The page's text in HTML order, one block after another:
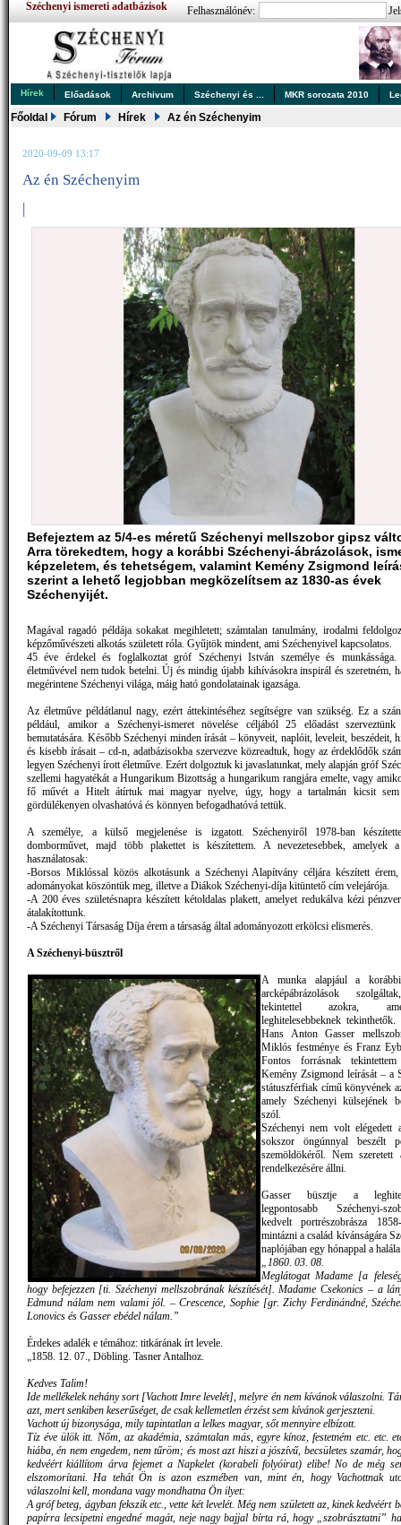
Széchenyi ismereti adatbázisok Felhasználónév:
Hírek Előadások Archivum Széchenyi és ... MKR sorozata 2010
Főoldal Fórum Hírek Az én Széchenyim
2020-09-09 13:17
Az én Széchenyim
|
Befejeztem az 5/4-es méretű Széchenyi mellszobor gipsz
Arra törekedtem, hogy a korábbi Széchenyi-ábrázolások,
képzeletem, és tehetségem, valamint Kemény Zsigmond
szerint a lehető legjobban megközelítsem az 1830-as évek
Széchenyijét.
Magával ragadó példája sokakat megihletett; számtalan tanulmány, irodalmi
képzőművészeti alkotás született róla. Gyűjtök mindent, ami Széchenyivel kapcsolatos.
45 éve érdekel és foglalkoztat gróf Széchenyi István személye és munkássága.
életművével nem tudok betelni. Új és mindig újabb kihívásokra inspirál és szeretném,
megérintene Széchenyi világa, máig ható gondolatainak igazsága.
Az életműve példátlanul nagy, ezért áttekintéséhez segítségre van szükség. Ez a
például, amikor a Széchenyi-ismeret növelése céljából 25 előadást szerveztünk
bemutatására. Később Széchenyi minden írását – könyveit, naplóit, leveleit, beszédeit,
és kisebb írásait – cd-n, adatbázisokba szervezve közreadtuk, hogy az érdeklődők
legyen Széchenyi írott életműve. Ezért dolgoztuk ki javaslatunkat, mely alapján gróf
szellemi hagyatékát a Hungarikum Bizottság a hungarikum rangjára emelte, vagy
fő művét a Hitelt átírtuk mai magyar nyelve, úgy, hogy a tartalmán kicsit sem
gördülékenyen olvashatóvá és könnyen befogadhatóvá tettük.
A személye, a külső megjelenése is izgatott. Széchenyiről 1978-ban
domborművet, majd több plakettet is készítettem. A nevezetesebbek, amelyek
használatosak:
-Borsos Miklóssal közös alkotásunk a Széchenyi Alapítvány céljára készített
adományokat köszöntük meg, illetve a Diákok Széchenyi-díja kitüntető cím velejárója.
-A 200 éves születésnapra készített kétoldalas plakett, amelyet redukálva kézi
átalakítottunk.
-A Széchenyi Társaság Díja érem a társaság által adományozott erkölcsi elismerés.
A Széchenyi-büsztről
A munka alapjául a korábbi
arcképábrázolások
tekintettel azokra,
leghitelesebbeknek
Hans Anton Gasser
Miklós festménye és Franz
Fontos forrásnak
Kemény Zsigmond leírását – a
státuszférfiak című könyvének
amely Széchenyi külsejének
szól.
Széchenyi nem volt elégedett
sokszor öngúnnyal beszélt
szemöldökéről. Nem szeretett
rendelkezésére állni.
Gasser büsztje a
legpontosabb Széchenyi-
kedvelt portrészobrásza
mintázni a család kívánságára
naplójában egy hónappal a
„1860. 03. 08.
Meglátogat Madame [a
hogy befejezzen [ti. Széchenyi mellszobrának készítését]. Madame Csekonics – a
Edmund nálam nem valami jól. – Crescence, Sophie [gr. Zichy Ferdinándné,
Lonovics és Gasser ebédel nálam.”
Érdekes adalék e témához: titkárának írt levele.
„1858. 12. 07., Döbling. Tasner Antalhoz.
Kedves Talim!
Ide mellékelek nehány sort [Vachott Imre levelét], melyre én nem kívánok válaszolni.
azt, mert senkiben keserűséget, de csak kellemetlen érzést sem kívánok gerjeszteni.
Vachott új bizonysága, mily tapintatlan a lelkes magyar, sőt mennyire elbízott.
Tíz éve ülök itt. Nőm, az akadémia, számtalan más, egyre kínoz, festetném etc. etc.
hiába, én nem engedem, nem tűröm; és most azt hiszi a jószívű, becsületes szamár,
kedvéért kiállítom árva fejemet a Napkelet (korabeli folyóirat) elibe! No de még
elszomorítani. Ha tehát Ön is azon eszmében van, mint én, hogy Vachottnak
válaszolni kell, mondana vagy mondhatna Ön ilyet:
A gróf beteg, ágyban fekszik etc., vette két levelét. Még nem született az, kinek kedvéért
papírra lecsipetni engedné magát, neje nagy bajjal bírta rá, hogy „szobrásztatni”